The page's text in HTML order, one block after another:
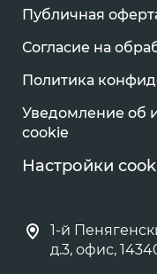
Публичная
Согласие на
Политика
Уведомление об
cookie
Настройки
1-й
д.3, офис,